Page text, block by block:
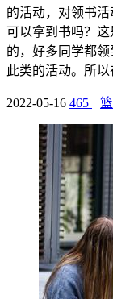
的活动，对领书
可以拿到书吗？
的，好多同学都
此类的活动。所以
2022-05-16 465